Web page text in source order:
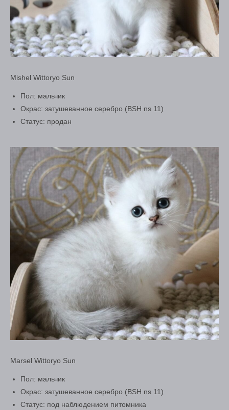
Mishel Wittoryo Sun
Пол: мальчик
Окрас: затушеванное серебро (BSH ns 11)
Статус: продан
Marsel Wittoryo Sun
Пол: мальчик
Окрас: затушеванное серебро (BSH ns 11)
Статус: под наблюдением питомника